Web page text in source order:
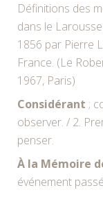
Définitions des
dans le
1856 par Pierre
France. (Le
1967, Paris)
Considérant ;
observer. / 2.
penser.
À la Mémoire
événement